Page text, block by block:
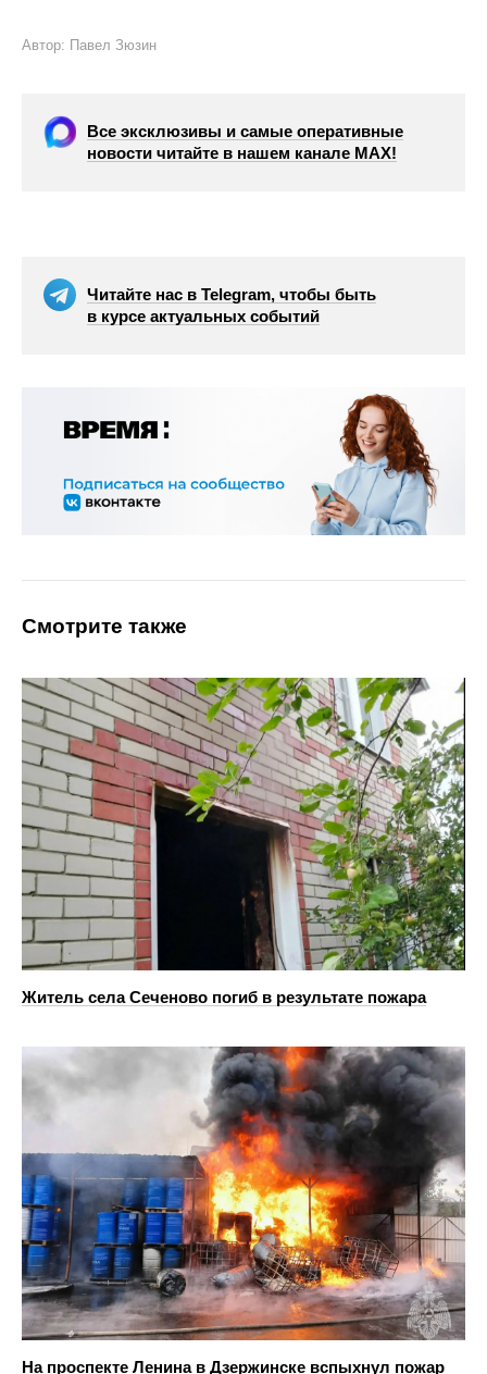
Автор: Павел Зюзин
Все эксклюзивы и самые оперативные
новости читайте в нашем канале МАХ!
Читайте нас в Telegram, чтобы быть
в курсе актуальных событий
Смотрите также
Житель села Сеченово погиб в результате пожара
На проспекте Ленина в Дзержинске вспыхнул пожар